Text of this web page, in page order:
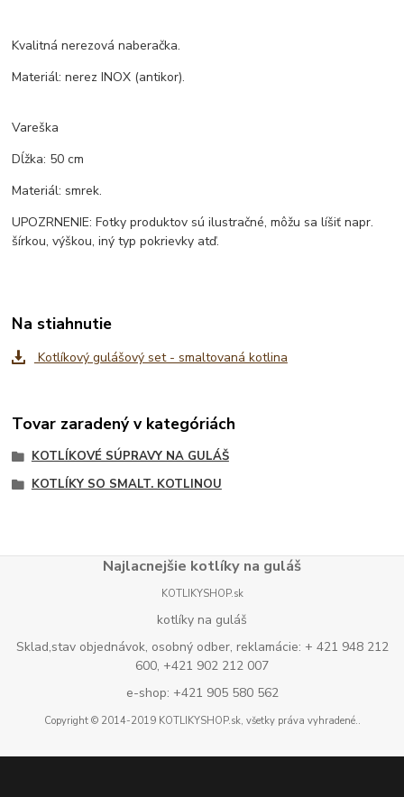
Kvalitná nerezová naberačka.
Materiál: nerez INOX (antikor).
Vareška
Dĺžka: 50 cm
Materiál: smrek.
UPOZRNENIE: Fotky produktov sú ilustračné, môžu sa líšiť napr.
šírkou, výškou, iný typ pokrievky atď.
Na stiahnutie
Kotlíkový gulášový set - smaltovaná kotlina
Tovar zaradený v kategóriách
KOTLÍKOVÉ SÚPRAVY NA GULÁŠ
KOTLÍKY SO SMALT. KOTLINOU
Najlacnejšie kotlíky na guláš
KOTLIKYSHOP.sk
kotlíky na guláš
Sklad,stav objednávok, osobný odber, reklamácie: + 421 948 212
600, +421 902 212 007
e-shop: +421 905 580 562
Copyright © 2014-2019 KOTLIKYSHOP.sk, všetky práva vyhradené..